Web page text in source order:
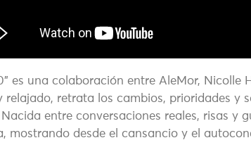
es una colaboración entre AleMor,
relajado, retrata los cambios, prioridades y
entre conversaciones reales, risas y
mostrando desde el cansancio y el